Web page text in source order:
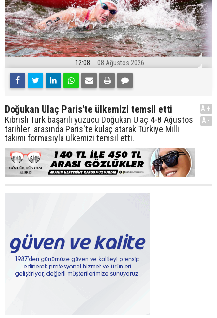
12:08 08 Ağustos 2026
Doğukan Ulaç Paris'te ülkemizi temsil etti
Kıbrıslı Türk başarılı yüzücü Doğukan Ulaç 4-8 Ağustos
tarihleri arasında Paris'te kulaç atarak Türkiye Milli
takımı formasıyla ülkemizi temsil etti.
A+
A-